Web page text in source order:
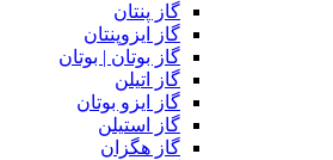
گاز پنتان
گاز ایزوپنتان
گاز بوتان | بوتان
گاز اتیلن
گاز ایزو بوتان
گاز استیلن
گاز هگزان